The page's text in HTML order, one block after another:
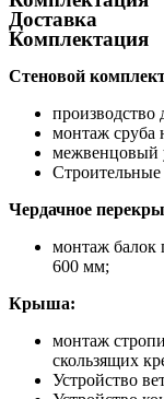
Доставка
Комплектация
Стеновой
монтаж сруба
межвенцовый
Строительные
Чердачное
монтаж балок
600 мм;
Крыша:
монтаж
скользящих
Устройство